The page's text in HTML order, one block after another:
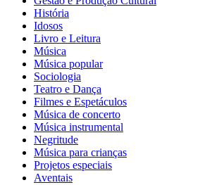
História
Idosos
Livro e Leitura
Música
Música popular
Sociologia
Teatro e Dança
Filmes e Espetáculos
Música de concerto
Música instrumental
Negritude
Música para crianças
Projetos especiais
Aventais